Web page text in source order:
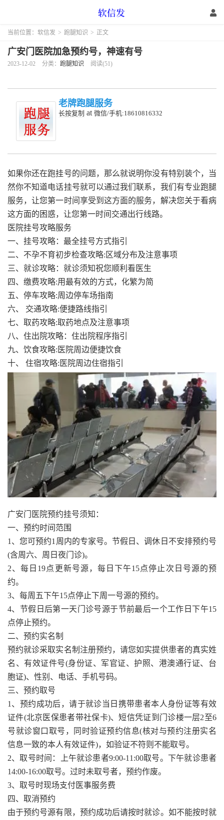
当前位置： 软信发 > 跑腿知识 > 正文
广安门医院加急预约号，神速有号
2023-12-02 分类： 跑腿知识 阅读(51)
老牌跑腿服务
长按复制 at 微信/手机:18610816332
如果你还在跑挂号的问题，那么就说明你没有特别装个，当
然你不知道电话挂号就可以通过我们联系，我们有专业跑腿
服务，让您第一时间享受到这方面的服务，解决您关于看病
这方面的困惑，让您第一时间交通出行线路。
医院挂号攻略服务
一、挂号攻略：最全挂号方式指引
二、不孕不育初步检查攻略:区域分布及注意事项
三、就诊攻略：就诊须知祝您顺利看医生
四、缴费攻略:用最有效的方式，化繁为简
五、停车攻略:周边停车场指南
六、 交通攻略:便捷路线指引
七、取药攻略:取药地点及注意事项
八、住出院攻略：住出院程序指引
九、饮食攻略:医院周边便捷饮食
十、 住宿攻略:医院周边住宿指引
广安门医院预约挂号须知：
一、预约时间范围
1、您可预约1周内的专家号。节假日、调休日不安排预约号
(含周六、周日夜门诊)。
2、每日19点更新号源，每日下午15点停止次日号源的预
约。
3、每周五下午15点停止下周一号源的预约。
4、节假日后第一天门诊号源于节前最后一个工作日下午15
点停止预约。
二、预约实名制
预约就诊采取实名制注册预约，请您如实提供患者的真实姓
名、有效证件号(身份证、军官证、护照、港澳通行证、台
胞证)、性别、电话、手机号码。
三、预约取号
1、预约成功后，请于就诊当日携带患者本人身份证等有效
证件(北京医保患者带社保卡)、短信凭证到门诊楼一层2至6
号就诊窗口取号，同时验证预约信息(核对与预约注册实名
信息一致的本人有效证件)，如验证不符则不能取号。
2、取号时间：上午就诊患者9:00-11:00取号。下午就诊患者
14:00-16:00取号。过时未取号者，预约作废。
3、取号时现场支付医事服务费
四、取消预约
由于预约号源有限，预约成功后请按时就诊。如不能按时就